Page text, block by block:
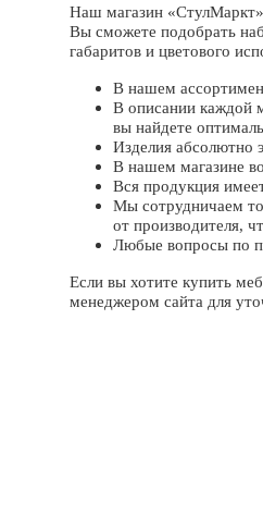
Наш магазин
Вы сможете подобрать
габаритов и цветового
В нашем
В описании каждой
вы найдете
Изделия абсолютно
В нашем магазине
Вся продукция
Мы сотрудничаем
от производителя,
Любые вопросы по
Если вы хотите купить
менеджером сайта для